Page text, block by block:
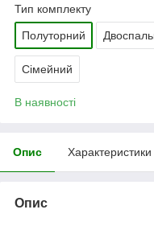
Тип комплекту
Полуторний
Сімейний
В наявності
Опис Характеристики
Опис